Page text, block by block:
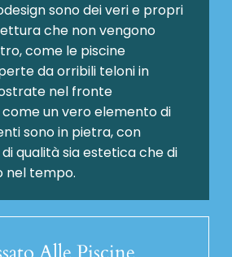
sono dei veri e propri
che non vengono
come le piscine
da orribili teloni in
nel fronte
come un vero elemento di
sono in pietra, con
qualità sia estetica che di
nel tempo.